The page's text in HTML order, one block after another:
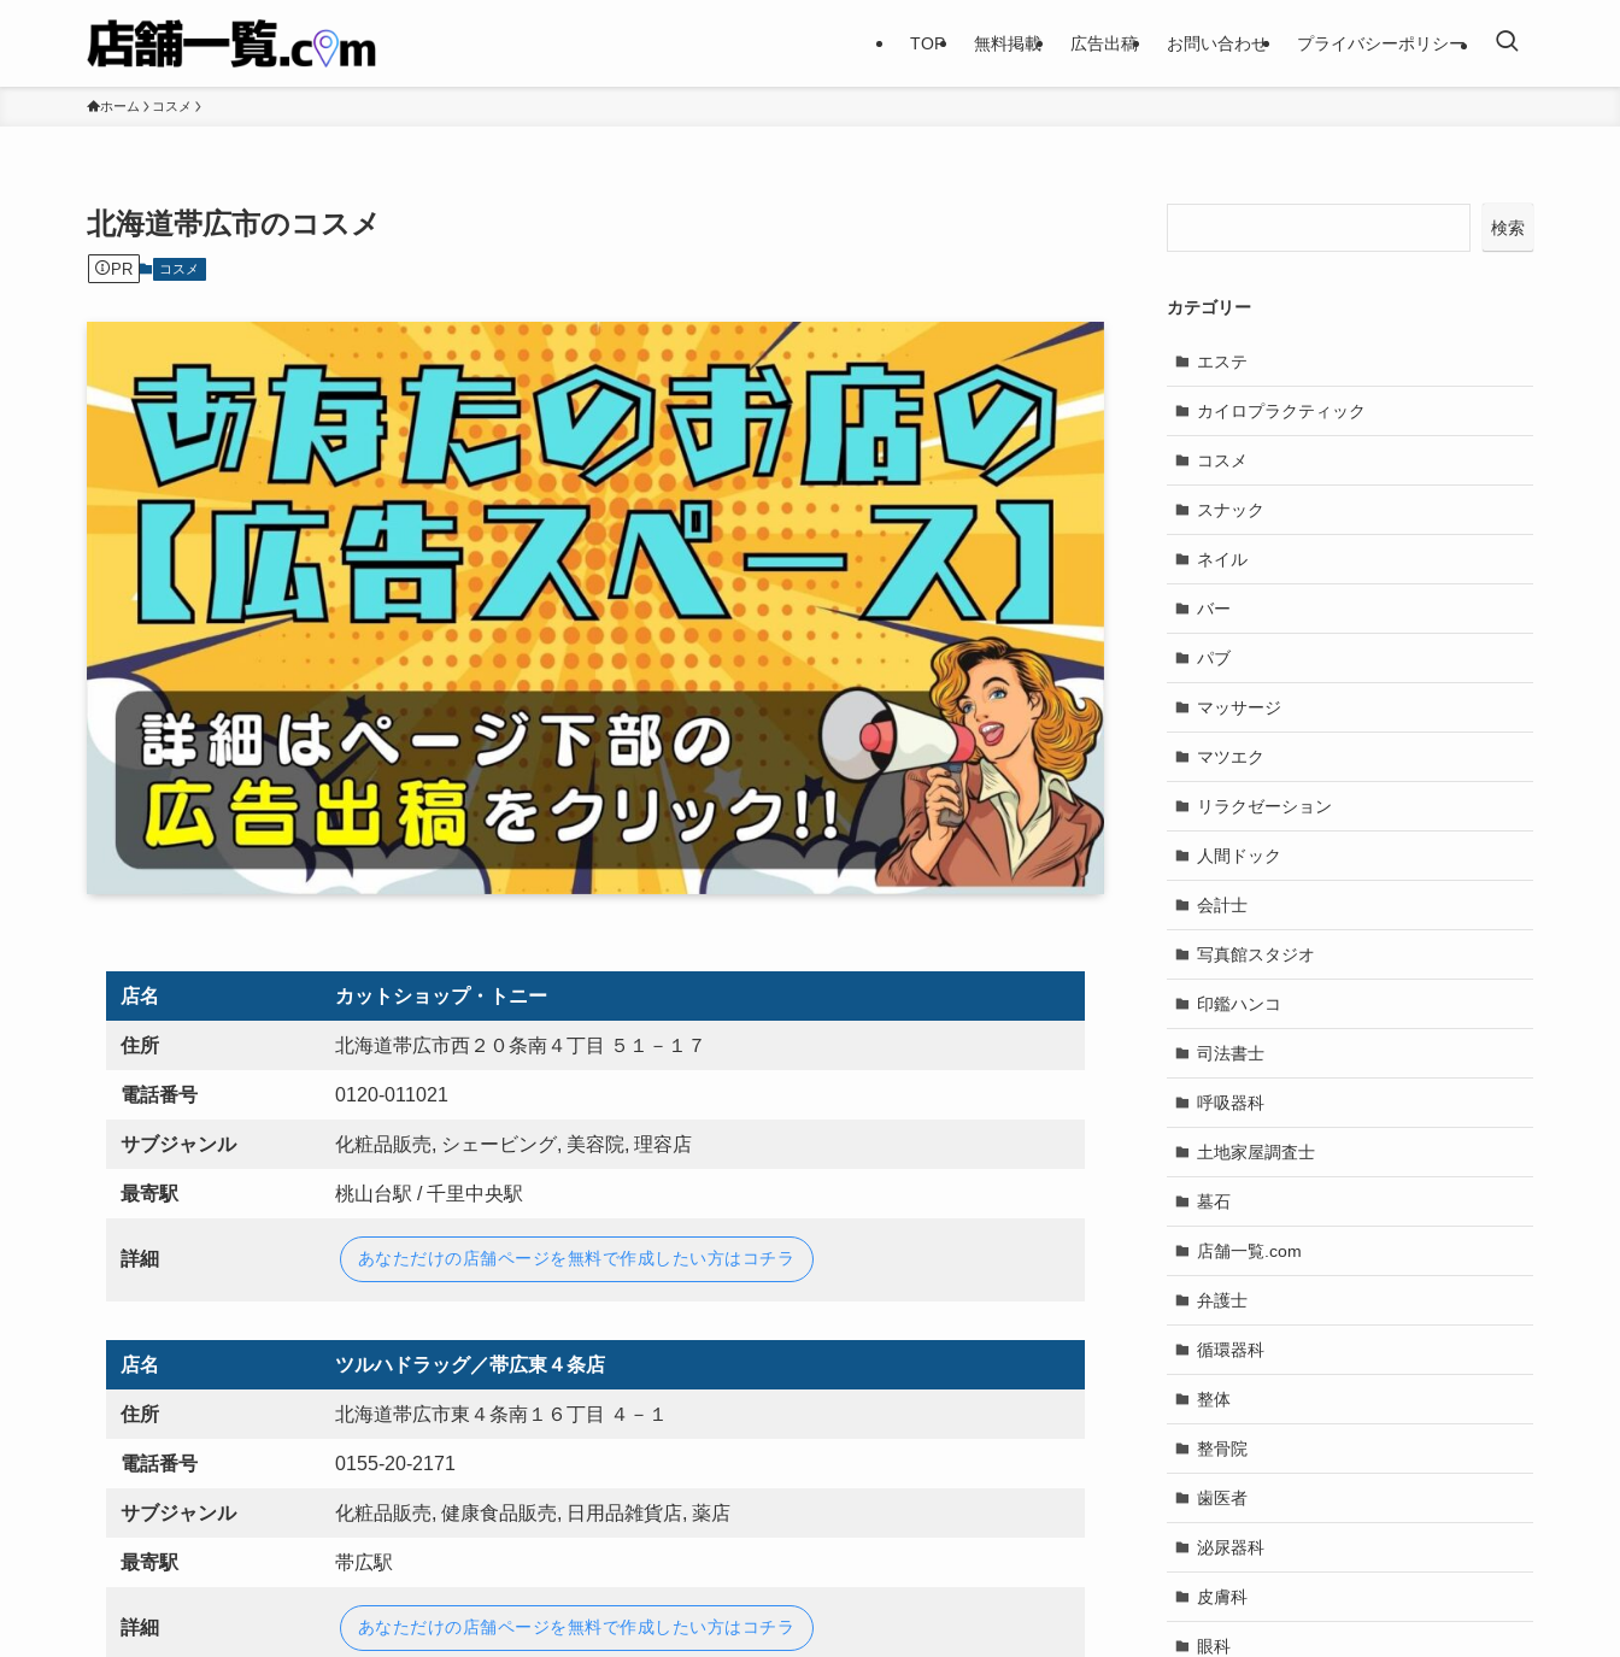
TOP 無料掲載 広告出稿 お問い合わせ プライバシーポリシー
ホーム コスメ
北海道帯広市のコスメ
PR コスメ
店名 カットショップ・トニー
住所 北海道帯広市西２０条南４丁目 ５１－１７
電話番号 0120-011021
サブジャンル 化粧品販売, シェービング, 美容院, 理容店
最寄駅 桃山台駅 / 千里中央駅
詳細 あなただけの店舗ページを無料で作成したい方はコチラ
店名 ツルハドラッグ／帯広東４条店
住所 北海道帯広市東４条南１６丁目 ４－１
電話番号 0155-20-2171
サブジャンル 化粧品販売, 健康食品販売, 日用品雑貨店, 薬店
最寄駅 帯広駅
詳細 あなただけの店舗ページを無料で作成したい方はコチラ
検索
カテゴリー
エステ
カイロプラクティック
コスメ
スナック
ネイル
バー
パブ
マッサージ
マツエク
リラクゼーション
人間ドック
会計士
写真館スタジオ
印鑑ハンコ
司法書士
呼吸器科
土地家屋調査士
墓石
店舗一覧.com
弁護士
循環器科
整体
整骨院
歯医者
泌尿器科
皮膚科
眼科